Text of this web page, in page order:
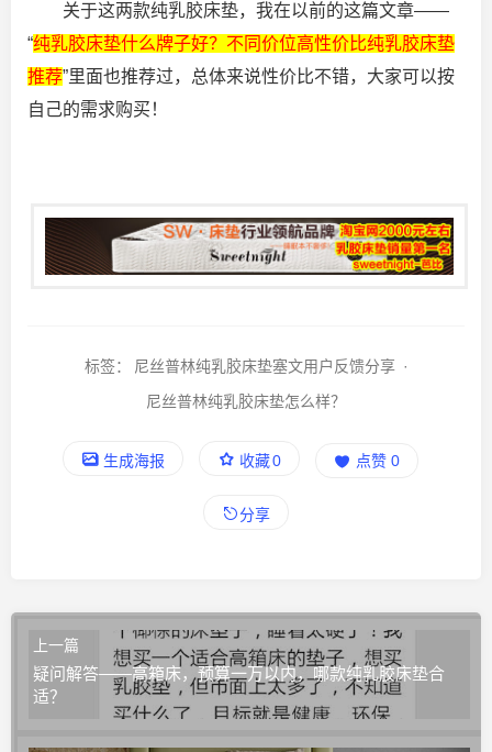
关于这两款纯乳胶床垫，我在以前的这篇文章——
“纯乳胶床垫什么牌子好？不同价位高性价比纯乳胶床垫
推荐”里面也推荐过，总体来说性价比不错，大家可以按
自己的需求购买！
标签： 尼丝普林纯乳胶床垫塞文用户反馈分享 ·
尼丝普林纯乳胶床垫怎么样？
生成海报 收藏0 点赞 0
分享
上一篇
疑问解答——高箱床，预算一万以内，哪款纯乳胶床垫合
适？